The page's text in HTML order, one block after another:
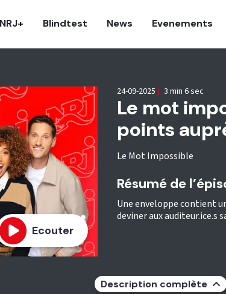
Blindtest News Evenements
Ecouter
Le mot
points
Le Mot Impossible
24-09-2025 | 3 min 6 sec
Résumé de
Une enveloppe contient
deviner aux auditeur.ice.s
Description complète